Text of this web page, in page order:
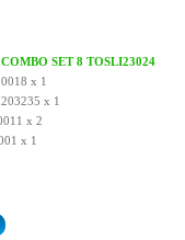
SET 8 TOSLI23024
x 1
x 1
x 2
x 1